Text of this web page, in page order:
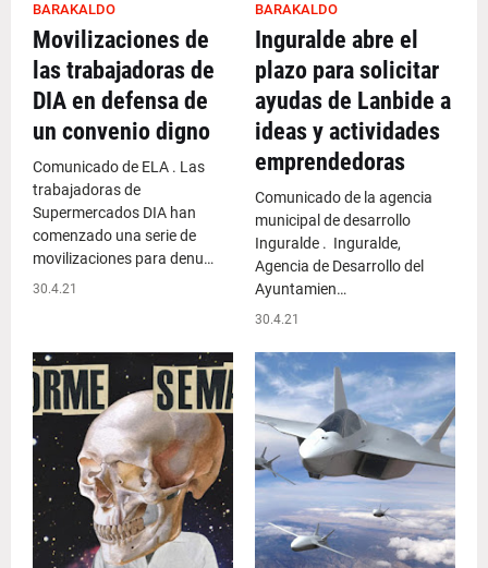
BARAKALDO
Movilizaciones de
las trabajadoras de
DIA en defensa de
un convenio digno
Comunicado de ELA . Las
trabajadoras de
Supermercados DIA han
comenzado una serie de
movilizaciones para denu…
30.4.21
BARAKALDO
Inguralde abre el
plazo para solicitar
ayudas de Lanbide a
ideas y actividades
emprendedoras
Comunicado de la agencia
municipal de desarrollo
Inguralde . Inguralde,
Agencia de Desarrollo del
Ayuntamien…
30.4.21